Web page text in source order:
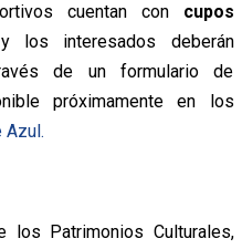
cuentan con cupos
interesados deberán
de un formulario de
próximamente en los
Azul.
los Patrimonios Culturales,